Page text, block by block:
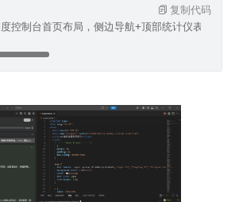
控制台首页布局，侧边导航+顶部统计仪表盘+
复制代码